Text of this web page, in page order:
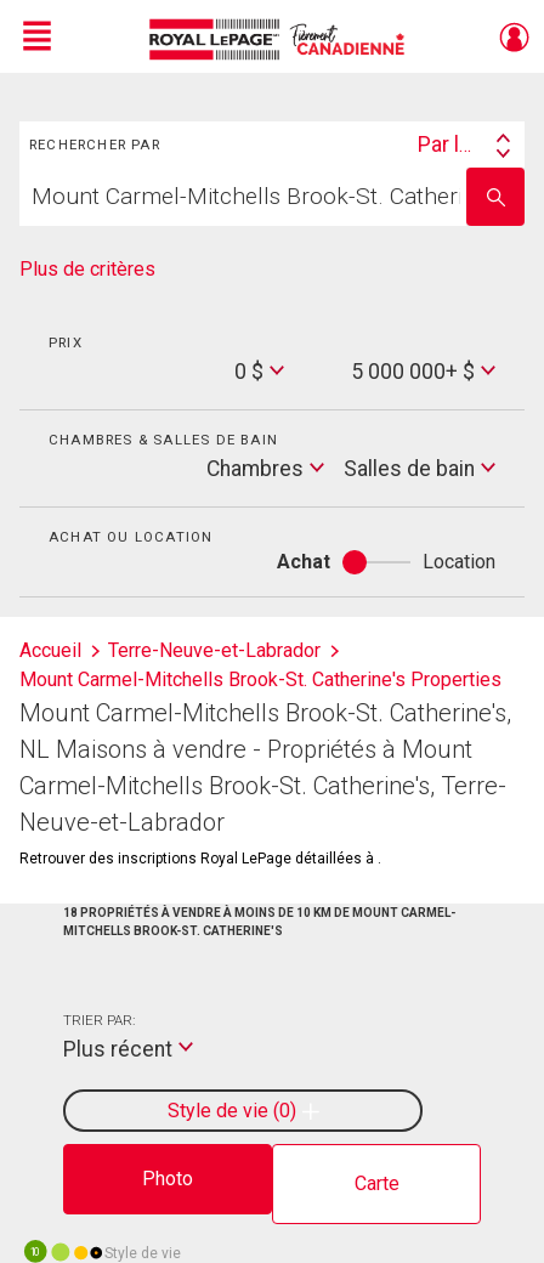
Menu
RECHERCHER PAR
Search
Par lieu
votre
nom
Plus de critères
PRIX
0 $
Max
Price
5 000 000+ $
CHAMBRES & SALLES DE BAIN
Chambres
Salles
de
Salles de bain
ACHAT OU LOCATION
Achat
Achat
ou
Location
Accueil
Terre-Neuve-et-Labrador
Mount Carmel-Mitchells Brook-St. Catherine's Properties
Mount Carmel-Mitchells Brook-St. Catherine's,
NL Maisons à vendre - Propriétés à Mount
Carmel-Mitchells Brook-St. Catherine's, Terre-
Neuve-et-Labrador
Retrouver des inscriptions Royal LePage détaillées à .
18 PROPRIÉTÉS À VENDRE À MOINS DE 10 KM DE MOUNT CARMEL-
MITCHELLS BROOK-ST. CATHERINE'S
Photo Carte
Style de vie 0
TRIER PAR:
Plus récent
10 Style de vie